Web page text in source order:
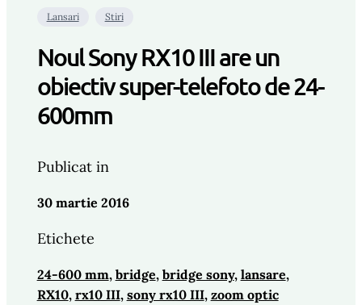
Lansari Stiri
Noul Sony RX10 III are un
obiectiv super-telefoto de 24-
600mm
Publicat in
30 martie 2016
Etichete
24-600 mm, bridge, bridge sony, lansare ,
RX10, rx10 III, sony rx10 III, zoom optic